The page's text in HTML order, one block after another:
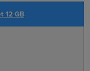
12 GB